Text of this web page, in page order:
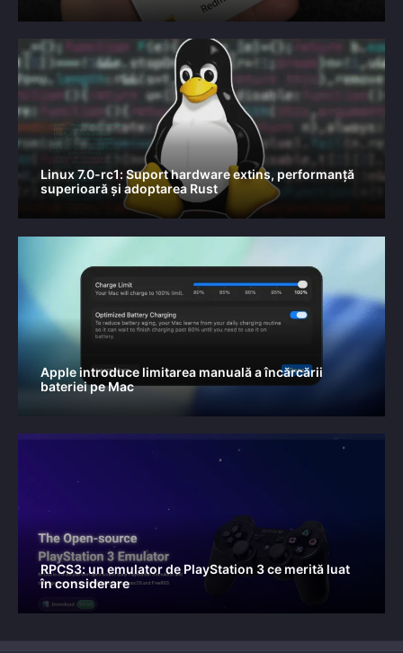
Linux 7.0-rc1: Suport hardware extins, performanță
superioară și adoptarea Rust
Apple introduce limitarea manuală a încărcării
bateriei pe Mac
RPCS3: un emulator de PlayStation 3 ce merită luat
în considerare